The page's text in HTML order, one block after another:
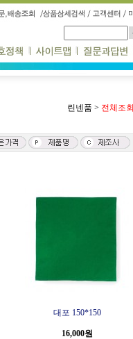
린넨품 > 전체조회
대포 150*150
16,000원